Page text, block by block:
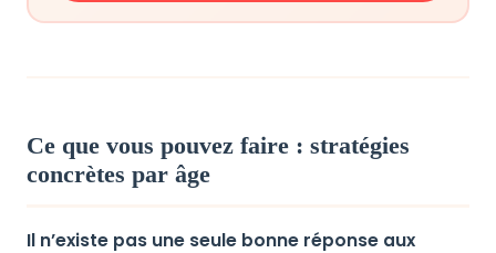
Ce que vous pouvez faire : stratégies
concrètes par âge
Il n’existe pas une seule bonne réponse aux